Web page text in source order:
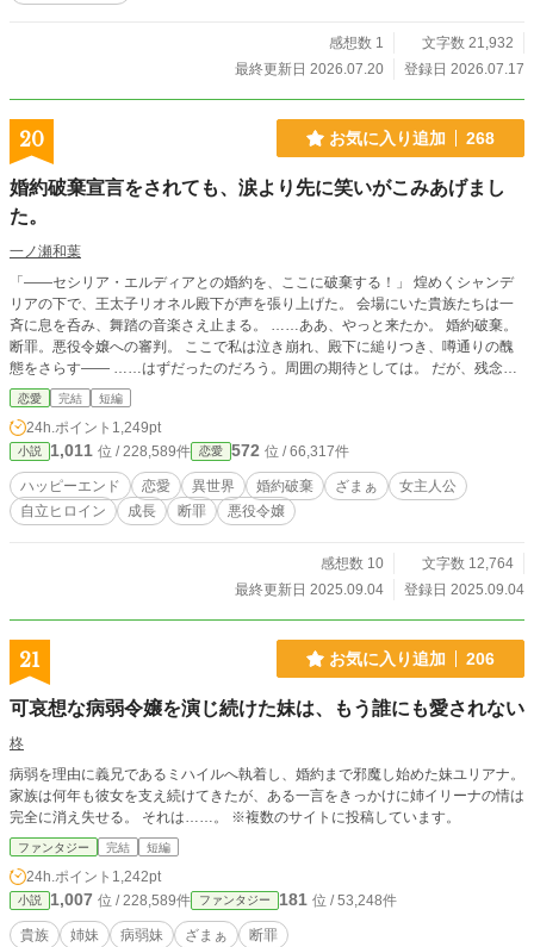
感想数 1
文字数 21,932
最終更新日 2026.07.20
登録日 2026.07.17
20 お気に入り追加 268
婚約破棄宣言をされても、涙より先に笑いがこみあげまし
た。
一ノ瀬和葉
「――セシリア・エルディアとの婚約を、ここに破棄する！」 煌めくシャンデ
リアの下で、王太子リオネル殿下が声を張り上げた。 会場にいた貴族たちは一
斉に息を呑み、舞踏の音楽さえ止まる。 ……ああ、やっと来たか。 婚約破棄。
断罪。悪役令嬢への審判。 ここで私は泣き崩れ、殿下に縋りつき、噂通りの醜
態をさらす―― ……はずだったのだろう。周囲の期待としては。 だが、残念。
私の胸に込みあげてきたのは、涙ではなく、笑いだった。 （だって……ようや
く自由になれるんですもの） その瞬間の私の顔を、誰も「悪役令嬢」とは呼べ
なかったはずだ。 なろう、カクヨム様でも投稿しています。 なろう日間２０
位 ２５０００PV感謝です。 ※ご都合注意。後日談の方を一部修正しました。
恋愛 完結 短編
24h.ポイント 1,249pt
小説 1,011 位 / 228,589件 恋愛 572 位 / 66,317件
ハッピーエンド 恋愛 異世界 婚約破棄 ざまぁ
女主人公
自立ヒロイン
成長 断罪 悪役令嬢
感想数 10
文字数 12,764
最終更新日 2025.09.04
登録日 2025.09.04
21 お気に入り追加 206
可哀想な病弱令嬢を演じ続けた妹は、もう誰にも愛されない
柊
病弱を理由に義兄であるミハイルへ執着し、婚約まで邪魔し始めた妹ユリアナ。
家族は何年も彼女を支え続けてきたが、ある一言をきっかけに姉イリーナの情は
完全に消え失せる。 それは……。 ※複数のサイトに投稿しています。
ファンタジー 完結 短編
24h.ポイント 1,242pt
小説 1,007 位 / 228,589件 ファンタジー 181 位 / 53,248件
貴族 姉妹 病弱妹 ざまぁ 断罪